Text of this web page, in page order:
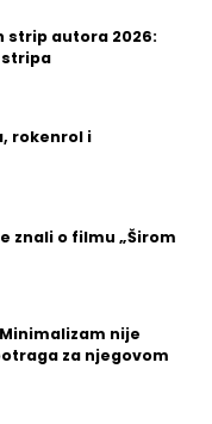
strip autora 2026:
rokenrol i
znali o filmu „Širom
nije
za njegovom